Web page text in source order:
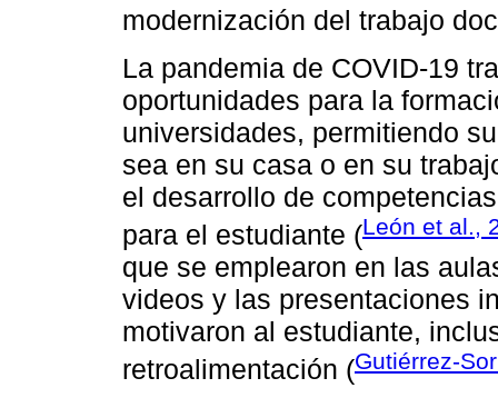
modernización del trabajo
La pandemia de COVID-19
oportunidades para la
universidades, permitiendo
sea en su casa o en su
el desarrollo de
para el estudiante (León et al.,
que se emplearon en las
videos y las presentaciones
motivaron al estudiante,
retroalimentación (Gutiérrez-